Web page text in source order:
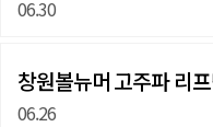
06.30
창원볼뉴머 고주파 리
06.26